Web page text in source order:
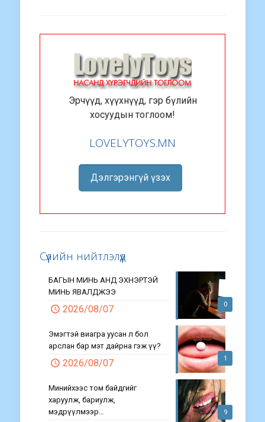
Эрчүүд, хүүхнүүд, гэр бүлийн
хосуудын тоглоом!
LOVELYTOYS.MN
Дэлгэрэнгүй үзэх
Сүүлийн нийтлэлүүд
0
БАГЫН МИНЬ АНД ЭХНЭРТЭЙ
МИНЬ ЯВАЛДЖЭЭ
2026/08/07
1
Эмэгтэй виагра уусан л бол
арслан бар мэт дайрна гэж үү?
2026/08/07
9
Минийхээс том байдгийг
харуулж, бариулж,
мэдрүүлмээр…